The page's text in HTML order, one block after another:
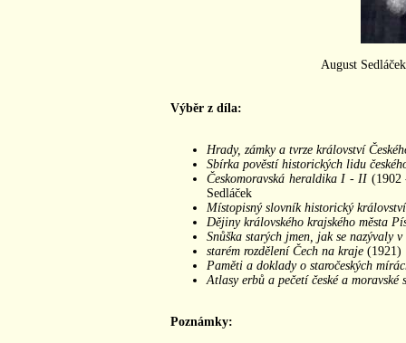
August
Výběr z díla:
Hrady, zámky a tvrze království
Sbírka pověstí historických lidu
Českomoravská heraldika I - II (1902
Sedláček
Místopisný slovník historický království
Dějiny královského krajského města
Snůška starých jmen, jak se nazývaly
starém rozdělení Čech na kraje (1921)
Paměti a doklady o staročeských
Atlasy erbů a pečetí české a moravské
Poznámky: